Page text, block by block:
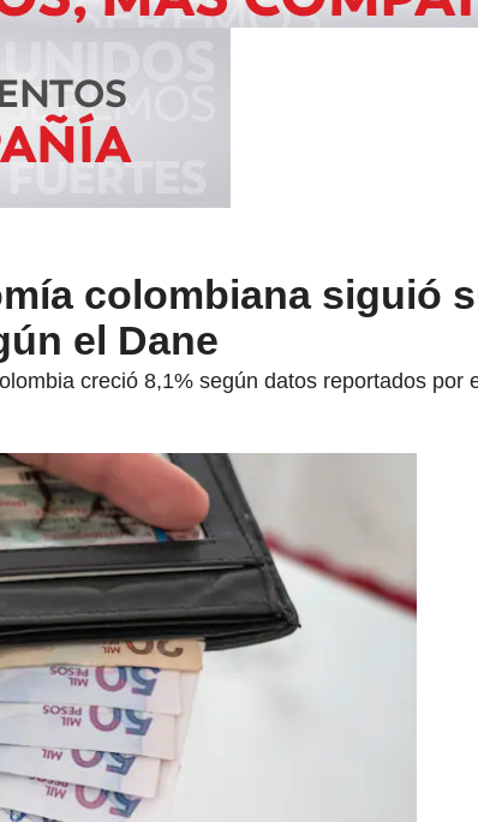
colombiana siguió
el Dane
creció 8,1% según datos reportados por